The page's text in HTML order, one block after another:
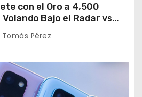
con el Oro a 4,500
Bajo el Radar vs
Tomás Pérez